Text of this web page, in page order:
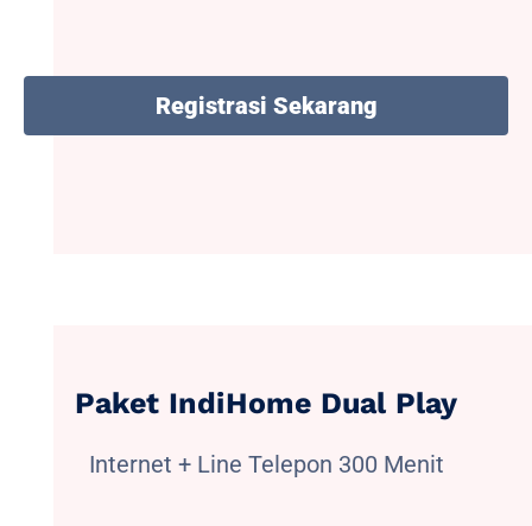
Registrasi Sekarang
Paket IndiHome Dual Play
Internet + Line Telepon 300 Menit